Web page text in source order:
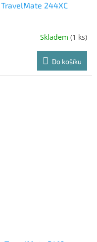
244XC
Skladem (1 ks)
Do košíku